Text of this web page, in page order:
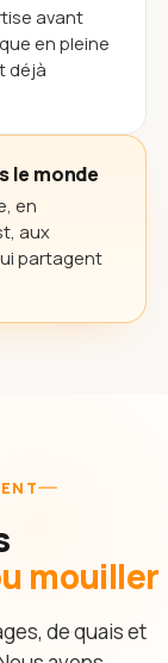
avant
en pleine
déjà
le monde
en
aux
partagent
mouiller
de quais et